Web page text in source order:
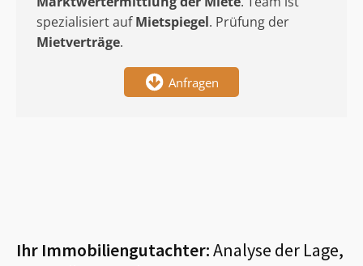
spezialisiert aufMietspiegel. Prüfung der
Mietverträge.
Anfragen
Ihr Immobiliengutachter:Analyse der Lage,